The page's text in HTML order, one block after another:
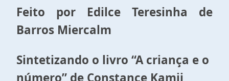
Feito por Edilce Teresinha de
Barros Miercalm
Sintetizando o livro “A criança e o
número” de Constance Kamii